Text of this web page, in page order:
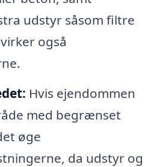
udstyr såsom filtre
også
Hvis ejendommen
med begrænset
øge
da udstyr og